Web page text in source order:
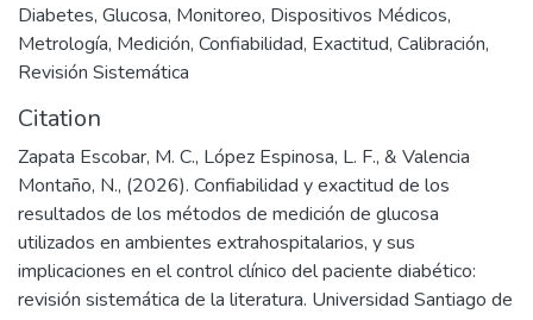
Diabetes, Glucosa, Monitoreo, Dispositivos Médicos,
Metrología, Medición, Confiabilidad, Exactitud, Calibración,
Revisión Sistemática
Citation
Zapata Escobar, M. C., López Espinosa, L. F., & Valencia
Montaño, N., (2026). Confiabilidad y exactitud de los
resultados de los métodos de medición de glucosa
utilizados en ambientes extrahospitalarios, y sus
implicaciones en el control clínico del paciente diabético:
revisión sistemática de la literatura. Universidad Santiago de